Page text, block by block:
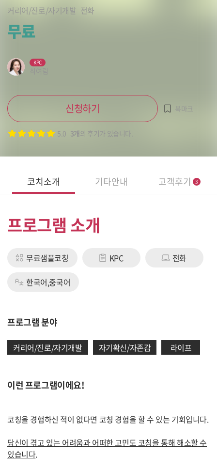
커리어/진로/자기개발 전화
무료
KPC
신청하기 북마크
5.0 3개의 후기가 있습니다.
코치소개 기타안내 고객후기 3
프로그램 소개
무료샘플코칭 KPC 전화
한국어,중국어
프로그램 분야
커리어/진로/자기개발 자기확신/자존감 라이프
이런 프로그램이에요!
코칭을 경험하신 적이 없다면 코칭 경험을 할 수 있는 기회입니다.
당신이 겪고 있는 어려움과 어떠한 고민도 코칭을 통해 해소할 수
있습니다.